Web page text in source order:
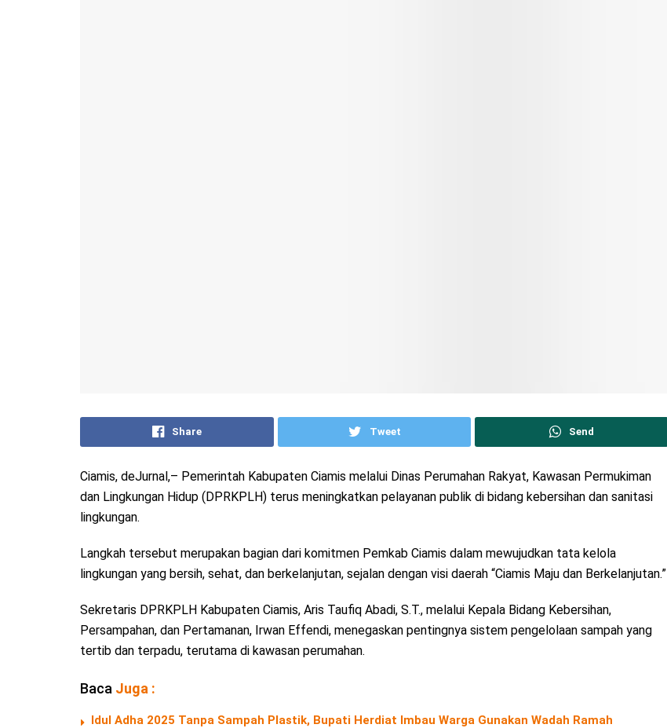
Share Tweet Send
Ciamis, deJurnal,– Pemerintah Kabupaten Ciamis melalui Dinas Perumahan Rakyat, Kawasan Permukiman
dan Lingkungan Hidup (DPRKPLH) terus meningkatkan pelayanan publik di bidang kebersihan dan sanitasi
lingkungan.
Langkah tersebut merupakan bagian dari komitmen Pemkab Ciamis dalam mewujudkan tata kelola
lingkungan yang bersih, sehat, dan berkelanjutan, sejalan dengan visi daerah “Ciamis Maju dan Berkelanjutan.”
Sekretaris DPRKPLH Kabupaten Ciamis, Aris Taufiq Abadi, S.T., melalui Kepala Bidang Kebersihan,
Persampahan, dan Pertamanan, Irwan Effendi, menegaskan pentingnya sistem pengelolaan sampah yang
tertib dan terpadu, terutama di kawasan perumahan.
Baca Juga :
Idul Adha 2025 Tanpa Sampah Plastik, Bupati Herdiat Imbau Warga Gunakan Wadah Ramah